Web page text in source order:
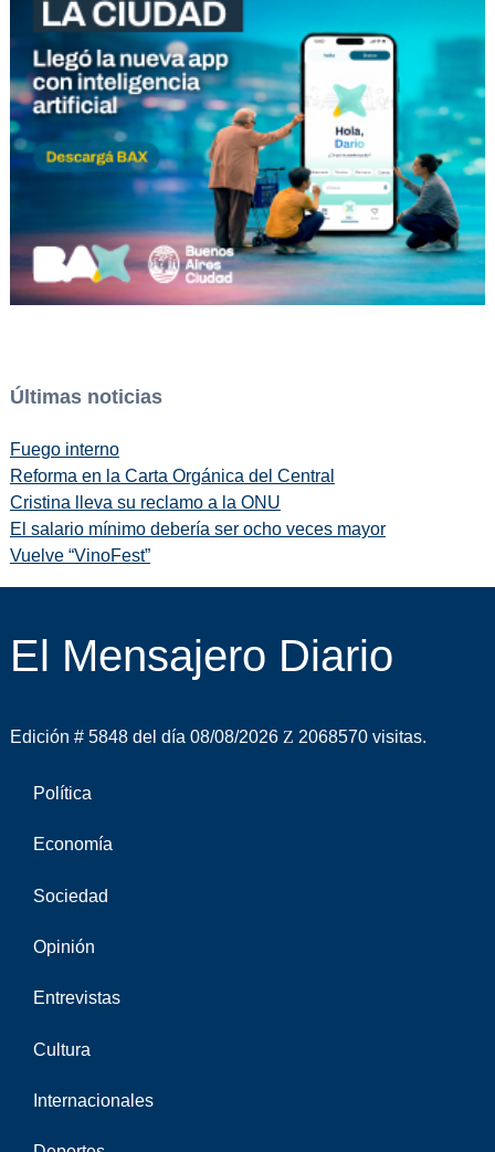
Últimas noticias
Fuego interno
Reforma en la Carta Orgánica del Central
Cristina lleva su reclamo a la ONU
El salario mínimo debería ser ocho veces mayor
Vuelve “VinoFest”
El Mensajero Diario
Edición # 5848 del día 08/08/2026 2068570 visitas.
Política
Economía
Sociedad
Opinión
Entrevistas
Cultura
Internacionales